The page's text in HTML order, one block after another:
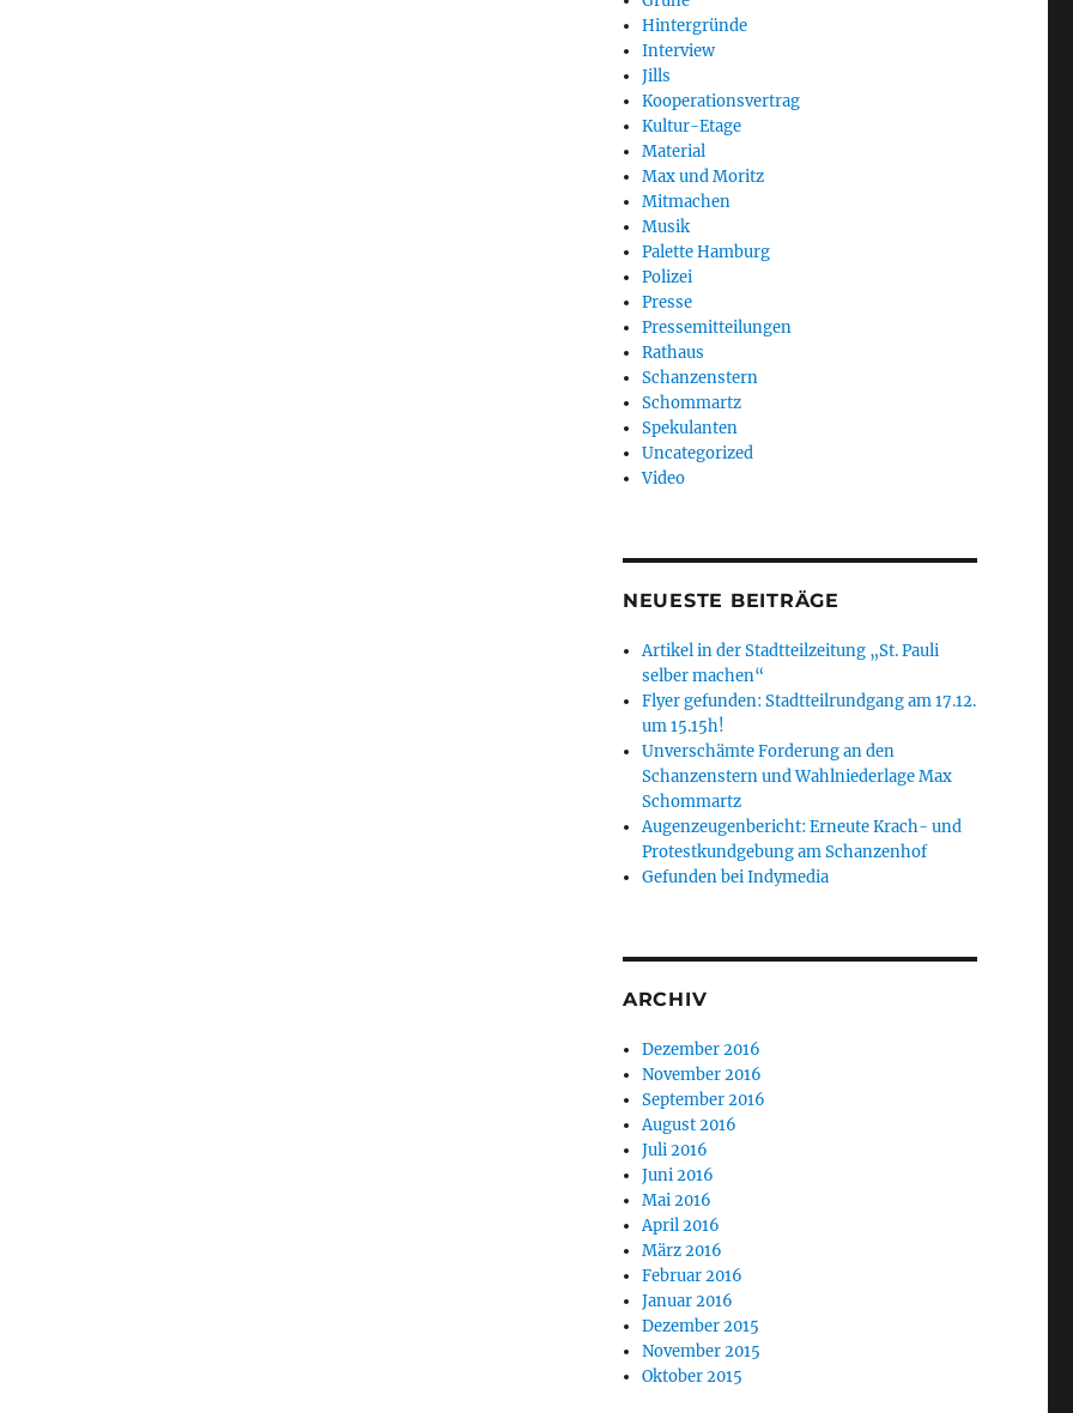
Hintergründe
Interview
Jills
Kooperationsvertrag
Kultur-Etage
Material
Max und Moritz
Mitmachen
Musik
Palette Hamburg
Polizei
Presse
Pressemitteilungen
Rathaus
Schanzenstern
Schommartz
Spekulanten
Uncategorized
Video
NEUESTE BEITRÄGE
Artikel in der Stadtteilzeitung „St. Pauli
selber machen“
Flyer gefunden: Stadtteilrundgang am 17.12.
um 15.15h!
Unverschämte Forderung an den
Schanzenstern und Wahlniederlage Max
Schommartz
Augenzeugenbericht: Erneute Krach- und
Protestkundgebung am Schanzenhof
Gefunden bei Indymedia
ARCHIV
Dezember 2016
November 2016
September 2016
August 2016
Juli 2016
Juni 2016
Mai 2016
April 2016
März 2016
Februar 2016
Januar 2016
Dezember 2015
November 2015
Oktober 2015